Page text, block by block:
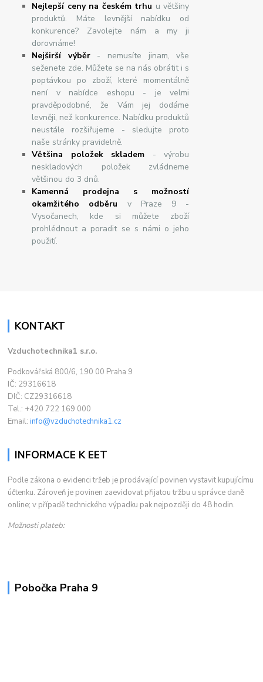
Nejlepší ceny na českém trhu u většiny
produktů. Máte levnější nabídku od
konkurence? Zavolejte nám a my ji
dorovnáme!
Nejširšívýběr- nemusíte jinam, vše
seženete zde. Můžete se na nás obrátit i s
poptávkou po zboží, které momentálně
není v nabídce eshopu - je velmi
pravděpodobné, že Vám jej dodáme
levněji, než konkurence. Nabídku produktů
neustále rozšiřujeme - sledujte proto
naše stránky pravidelně.
Většina položek skladem - výrobu
neskladových položek zvládneme
většinou do 3 dnů.
Kamenná prodejna s možností
okamžitého odběru v Praze 9 -
Vysočanech, kde si můžete zboží
prohlédnout a poradit se s námi o jeho
použití.
KONTAKT
Vzduchotechnika1 s.r.o.
Podkovářská 800/6, 190 00 Praha 9
IČ: 29316618
DIČ: CZ29316618
Tel.: +420 722 169 000
Email:info@vzduchotechnika1.cz
INFORMACE K EET
Podle zákona o evidenci tržeb je prodávající povinen vystavit kupujícímu
účtenku. Zároveň je povinen zaevidovat přijatou tržbu u správce daně
online; v případě technického výpadku pak nejpozději do 48 hodin.
Možnosti plateb:
Pobočka Praha 9